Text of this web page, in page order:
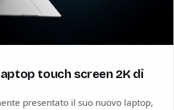
touch screen 2K di
presentato il suo nuovo laptop,